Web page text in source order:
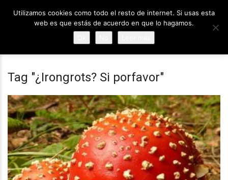
Tag "¿Irongrots? Si porfavor"
Utilizamos cookies como todo el resto de internet. Si usas esta
web es que estás de acuerdo en que lo hagamos.